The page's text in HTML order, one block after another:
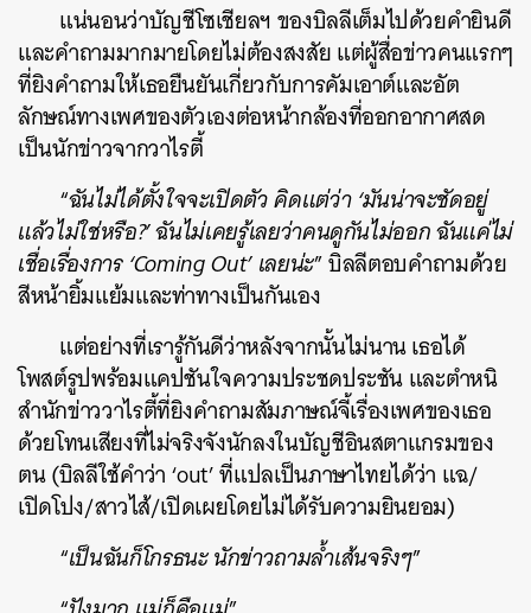
แน่นอนว่าบัญชีโซเชียลฯ ของบิลลีเต็มไปด้วยคำยินดี
และคำถามมากมายโดยไม่ต้องสงสัย แต่ผู้สื่อข่าวคนแรกๆ
ที่ยิงคำถามให้เธอยืนยันเกี่ยวกับการคัมเอาต์และอัต
ลักษณ์ทางเพศของตัวเองต่อหน้ากล้องที่ออกอากาศสด
เป็นนักข่าวจากวาไรตี้
“ฉันไม่ได้ตั้งใจจะเปิดตัว คิดแต่ว่า ‘มันน่าจะชัดอยู่
แล้วไม่ใช่หรือ?’ ฉันไม่เคยรู้เลยว่าคนดูกันไม่ออก ฉันแค่ไม่
เชื่อเรื่องการ ‘Coming Out’ เลยน่ะ” บิลลีตอบคำถามด้วย
สีหน้ายิ้มแย้มและท่าทางเป็นกันเอง
แต่อย่างที่เรารู้กันดีว่าหลังจากนั้นไม่นาน เธอได้
โพสต์รูปพร้อมแคปชันใจความประชดประชัน และตำหนิ
สำนักข่าววาไรตี้ที่ยิงคำถามสัมภาษณ์จี้เรื่องเพศของเธอ
ด้วยโทนเสียงที่ไม่จริงจังนักลงในบัญชีอินสตาแกรมของ
ตน (บิลลีใช้คำว่า ‘out’ ที่แปลเป็นภาษาไทยได้ว่า แฉ/
เปิดโปง/สาวไส้/เปิดเผยโดยไม่ได้รับความยินยอม)
“เป็นฉันก็โกรธนะ นักข่าวถามล้ำเส้นจริงๆ”